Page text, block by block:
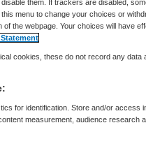
24 keer gelezen
naast zich neer
die wel tijd
uit NIVEL-
them. If trackers are disabled,
menu to change your choices or
the webpage. Your choices will have
cookies, these do not record any data
for identification. Store and/or access
measurement, audience research